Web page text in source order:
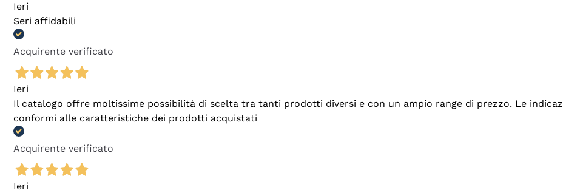
Ieri
Seri affidabili
Acquirente verificato
Ieri
Il catalogo offre moltissime possibilità di scelta tra tanti prodotti diversi e con un ampio range di prezzo. Le
conformi alle caratteristiche dei prodotti acquistati
Acquirente verificato
Ieri